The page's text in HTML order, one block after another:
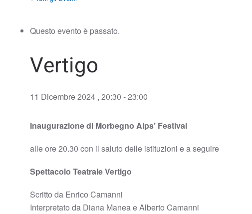
Questo evento è passato.
Vertigo
11 Dicembre 2024 , 20:30 -23:00
Inaugurazione di Morbegno Alps’ Festival
alle ore 20.30 con il saluto delle istituzioni e a seguire
Spettacolo Teatrale Vertigo
Scritto da Enrico Camanni
Interpretato da Diana Manea e Alberto Camanni